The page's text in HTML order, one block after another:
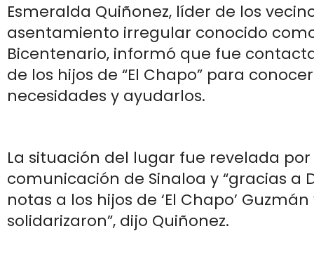
Esmeralda Quiñonez, líder de los
asentamiento irregular conocido
Bicentenario, informó que fue
de los hijos de “El Chapo” para
necesidades y ayudarlos.
La situación del lugar fue revelada
comunicación de Sinaloa y “gracias a
notas a los hijos de ‘El Chapo’ Guzmán
solidarizaron”, dijo Quiñonez.